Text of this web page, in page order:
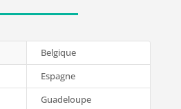
Belgique
Espagne
Guadeloupe